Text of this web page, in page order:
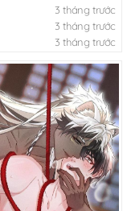
3 tháng trước
3 tháng trước
3 tháng trước